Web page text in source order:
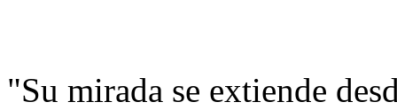
"Su mirada se extiende